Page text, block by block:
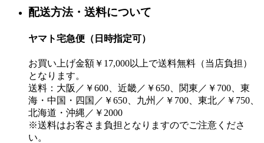
配送方法・送料について
ヤマト宅急便（日時指定可）
お買い上げ金額￥17,000以上で送料無料（当店負担）
となります。
送料：大阪／￥600、近畿／￥650、関東／￥700、東
海・中国・四国／￥650、九州／￥700、東北／￥750、
北海道・沖縄／￥2000
※送料はお客さま負担となりますのでご注意くださ
い。